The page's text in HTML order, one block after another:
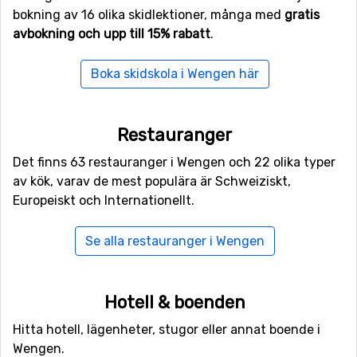
bokning av 16 olika skidlektioner, många med gratis
avbokning och upp till 15% rabatt.
Boka skidskola i Wengen här
Restauranger
Det finns 63 restauranger i Wengen och 22 olika typer
av kök, varav de mest populära är Schweiziskt,
Europeiskt och Internationellt.
Se alla restauranger i Wengen
Hotell & boenden
Hitta hotell, lägenheter, stugor eller annat boende i
Wengen.